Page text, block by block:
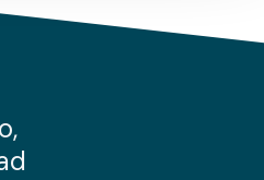
haga del sitio web con
sociales, publicidad y análisis